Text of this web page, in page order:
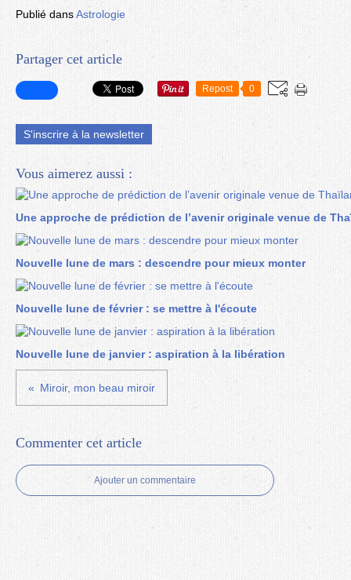
Publié dansAstrologie
Partager cet article
Repost 0
S'inscrire à la newsletter
Vous aimerez aussi :
Une approche de prédiction de l’avenir originale venue de
Nouvelle lune de mars : descendre pour mieux monter
Nouvelle lune de février : se mettre à l'écoute
Nouvelle lune de janvier : aspiration à la libération
Miroir, mon beau miroir
Commenter cet article
Ajouter un commentaire